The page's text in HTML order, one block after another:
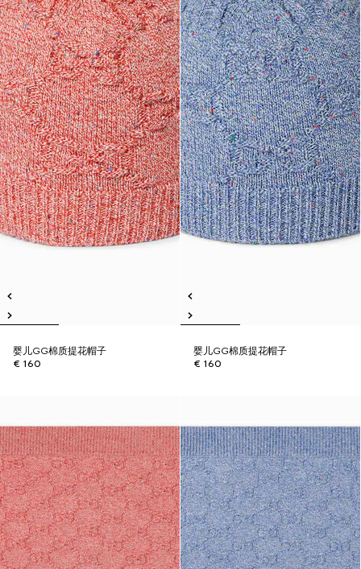
婴儿GG棉质提花帽子
€ 160
婴儿GG棉质提花帽子
€ 160